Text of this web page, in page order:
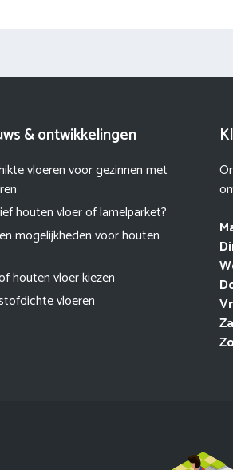
& ontwikkelingen
vloeren voor gezinnen met
houten vloer of lamelparket?
mogelijkheden voor houten
houten vloer kiezen
vloeren